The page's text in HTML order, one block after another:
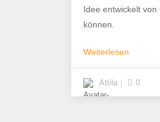
Idee entwickelt
können.
Weiterlesen
Attila 0